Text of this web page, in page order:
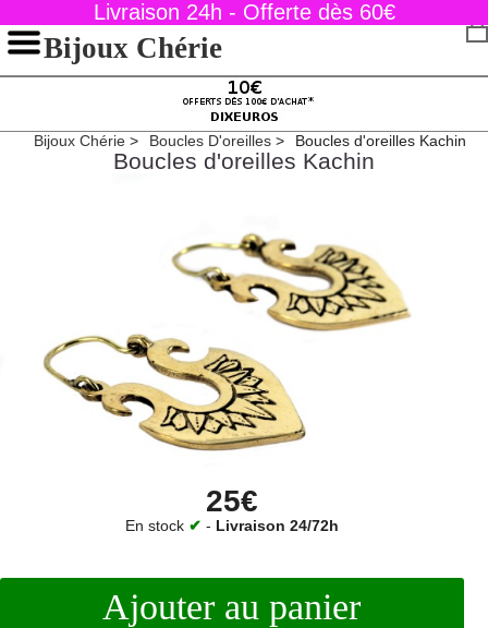
Bijoux Chérie
Livraison 24h - Offerte dès 60€
Bijoux Chérie Boucles D'oreilles Boucles d'oreilles Kachin
Boucles d'oreilles Kachin
25€
En stock ✔ - Livraison 24/72h
Ajouter au panier